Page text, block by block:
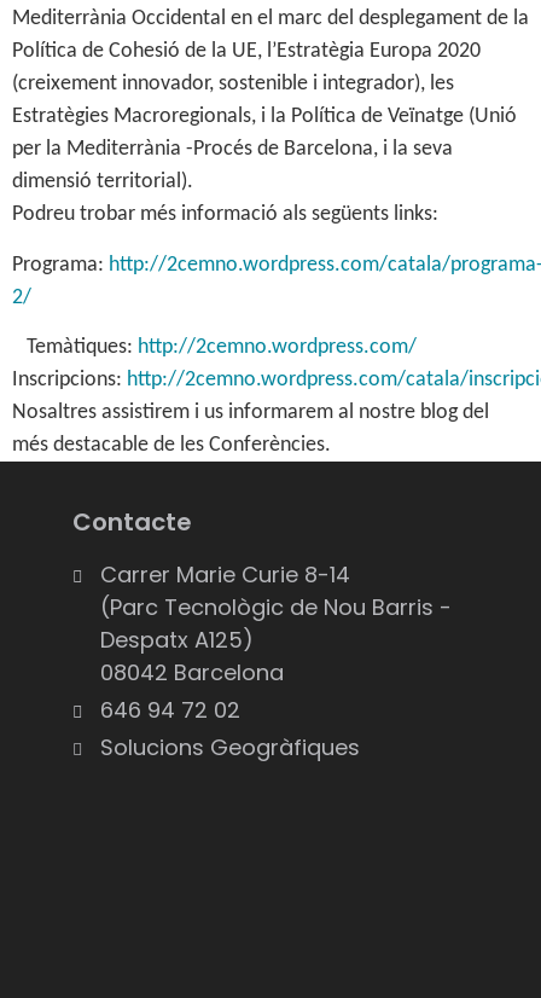
Mediterrània Occidental en el marc del desplegament de la
Política de Cohesió de la UE, l’Estratègia Europa 2020
(creixement innovador, sostenible i integrador), les
Estratègies Macroregionals, i la Política de Veïnatge (Unió
per la Mediterrània -Procés de Barcelona, i la seva
dimensió territorial).
Podreu trobar més informació als següents links:
Programa: http://2cemno.wordpress.com/catala/
2/
Temàtiques: http://2cemno.wordpress.com/
Inscripcions: http://2cemno.wordpress.com/catala/
Nosaltres assistirem i us informarem al nostre blog del
més destacable de les Conferències.
Contacte
Carrer Marie Curie 8-14
(Parc Tecnològic de Nou Barris -
Despatx A125)
08042 Barcelona
646 94 72 02
Solucions Geogràfiques